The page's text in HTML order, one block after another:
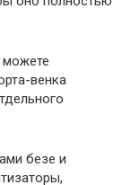
венка
безе и